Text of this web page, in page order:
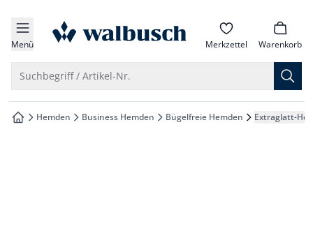
springen
springen
springen
springen
Menü zur Startseite Merkzettel Warenkorb
Suchbegriff / Artikel-Nr.
zur Startseite
Hemden Business Hemden Bügelfreie Hemden Extraglatt-